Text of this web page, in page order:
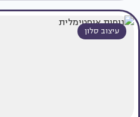
עיצוב סלון